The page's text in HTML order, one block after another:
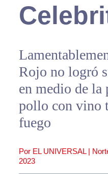
Rojo no logró
en medio de la
pollo con vino
fuego
Por EL UNIVERSAL |
2023